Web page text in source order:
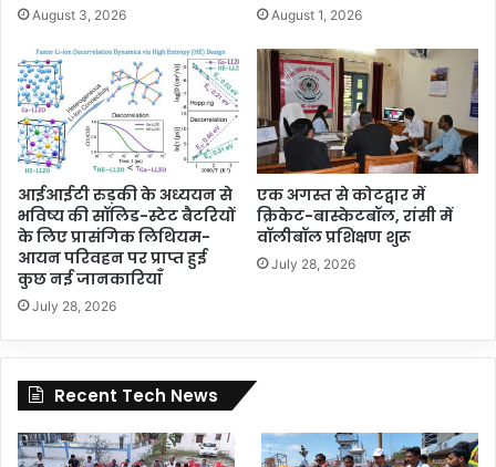
August 3, 2026 August 1, 2026
आईआईटी रुड़की के अध्ययन से
भविष्य की सॉलिड-स्टेट बैटरियों
के लिए प्रासंगिक लिथियम-
आयन परिवहन पर प्राप्त हुई
कुछ नई जानकारियाँ
July 28, 2026
एक अगस्त से कोटद्वार में
क्रिकेट-बास्केटबॉल, रांसी में
वॉलीबॉल प्रशिक्षण शुरू
July 28, 2026
Recent Tech News